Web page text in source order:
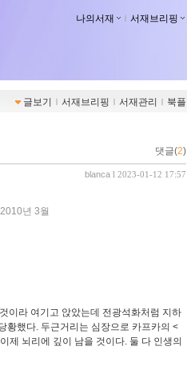
나의서재 ｌ 서재브리핑
글보기 ｌ 서재브리핑 ｌ 서재관리 ｌ 북플
댓글(2)
blanca l 2023-01-12 17:57
년 3월
이라 여기고 앉았는데 전광석화처럼 지하
황했다. 두근거리는 심장으로 카프카의 <
제 뇌리에 깊이 남을 것이다. 둘 다 인생의